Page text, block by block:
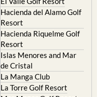
Mula
Yecla
Urbanisations
Camposol
Condado de Alhama
El Valle Golf Resort
Hacienda del Alamo Golf
Resort